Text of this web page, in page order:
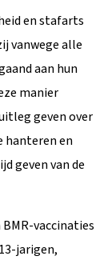
en stafarts
vanwege alle
aan hun
manier
geven over
hanteren en
geven van de
vaccinaties
jarigen,